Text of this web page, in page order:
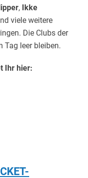
, Ikke
viele weitere
Die Clubs der
Tag leer bleiben.
Ihr hier: